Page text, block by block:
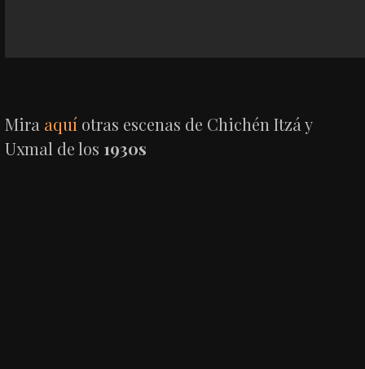
Mira aquí otras escenas de Chichén Itzá y
Uxmal de los 1930s